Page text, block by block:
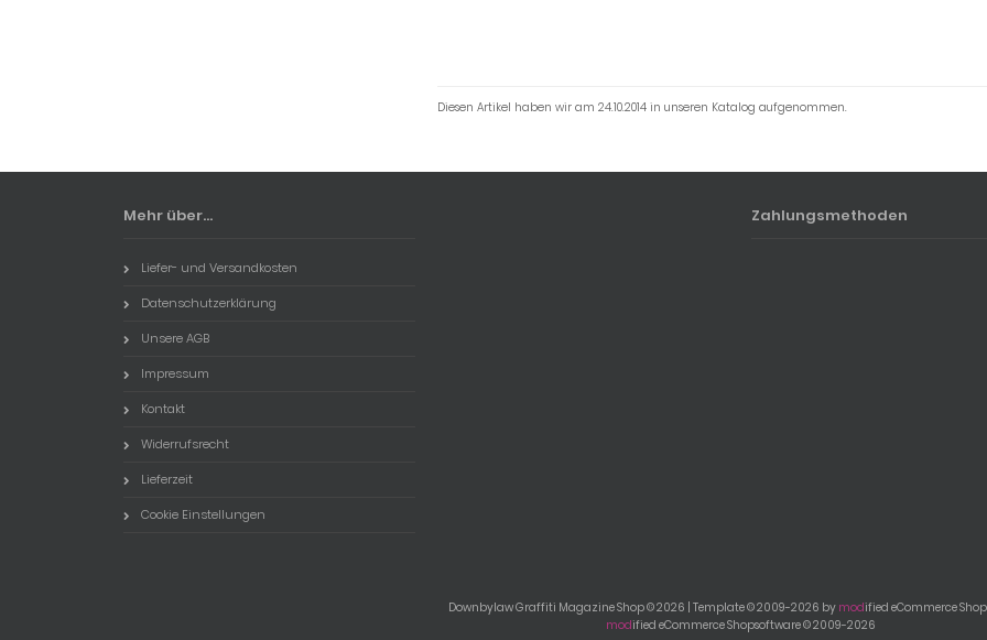
Diesen Artikel haben wir am 24.10.2014 in unseren Katalog aufgenommen.
Mehr über...
Liefer- und Versandkosten
Datenschutzerklärung
Unsere AGB
Impressum
Kontakt
Widerrufsrecht
Lieferzeit
Cookie Einstellungen
Zahlungsmethoden
Downbylaw Graffiti Magazine Shop © 2026 | Template © 2009-2026 by modified eCommerce
modified eCommerce Shopsoftware © 2009-2026